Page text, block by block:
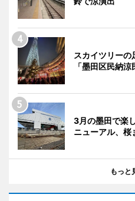
スカイツリー
「墨田区民納涼
3月の墨田で楽
ニューアル、桜
もっと